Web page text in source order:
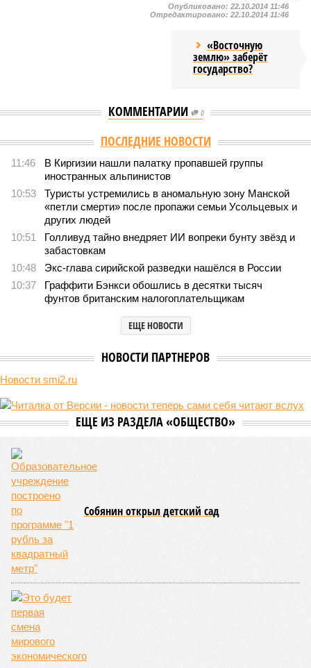
Опубликовано: 22.10.2014 11:46
Отредактировано: 22.10.2014 11:46
«Восточную
землю» заберёт
государство?
КОММЕНТАРИИ 0
Версия //Конфликт // Монополия вкладывалась-вкладывалась в
Монополия вкладывалась-вкладывалась в Армению и
довкладывалась
РЖД против своей страны
(фото: Deep Vision)
Премьер закавказской республики Никол Пашинян заявил, что
его страна может потребовать у Москвы до 2 млрд долларов
ежегодно за аренду Южно-Кавказской железной дороги (ЮКЖД).
причём исключительно за российский счёт. И в
складывающейся ситуации, кажется, больше вопросов не к
По мнениюПашиняна
выходящего. Дескать, Ереван считает транспортную сеть
своей собственностью и теперь намерен просить за аренду
«железки» означенную сумму. При этом, как отмечают
эксперты, армянская сторона, выставляя этот счёт, не
раскрыла методику его калькуляции, то есть, получается,
взяла цифры с потолка. Отдельно стоит отметить, что
заключённый в 2008 году между Арменией и ОАО «РЖД»
компания получила в управление «железку» республики до
2038-го, вероятно, вовсе не предусматривает такой
постановки вопроса.
Неудивительно, что гендиректор РЖД
реагируя на словесные интервенции Пашиняна, выступил